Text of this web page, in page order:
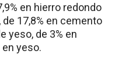
en hierro redondo
17,8% en cemento
yeso, de 3% en
en yeso.